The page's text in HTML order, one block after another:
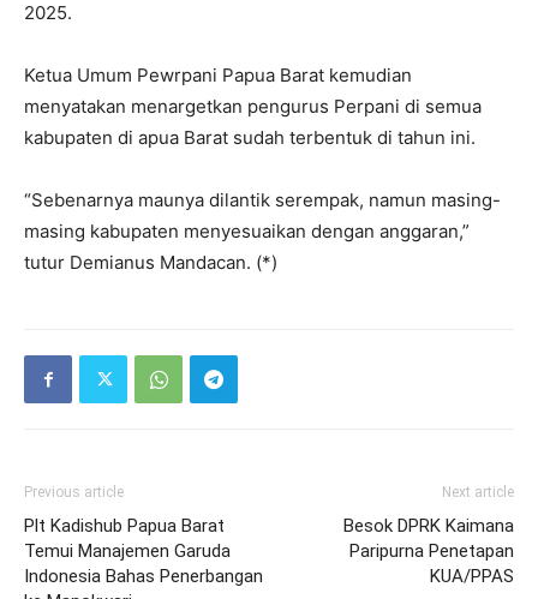
2025.
Ketua Umum Pewrpani Papua Barat kemudian
menyatakan menargetkan pengurus Perpani di semua
kabupaten di apua Barat sudah terbentuk di tahun ini.
“Sebenarnya maunya dilantik serempak, namun masing-
masing kabupaten menyesuaikan dengan anggaran,”
tutur Demianus Mandacan. (*)
Previous article
Plt Kadishub Papua Barat
Temui Manajemen Garuda
Indonesia Bahas Penerbangan
Next article
Besok DPRK Kaimana
Paripurna Penetapan
KUA/PPAS